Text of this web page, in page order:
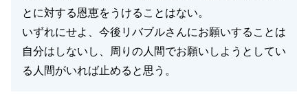
とに対する恩恵をうけることはない。
いずれにせよ、今後リバブルさんにお願いすることは
自分はしないし、周りの人間でお願いしようとしてい
る人間がいれば止めると思う。